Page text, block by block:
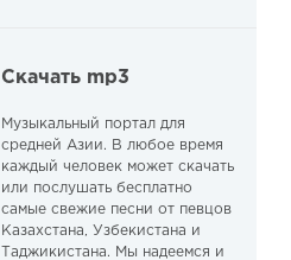
Скачать mp3
Музыкальный портал для
средней Азии. В любое время
каждый человек может скачать
или послушать бесплатно
самые свежие песни от певцов
Казахстана, Узбекистана и
Таджикистана. Мы надеемся и